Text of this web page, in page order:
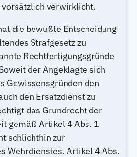
verwirklicht.
die bewußte Entscheidung
Strafgesetz zu
Rechtfertigungsgründe
der Angeklagte sich
Gewissensgründen den
den Ersatzdienst zu
das Grundrecht der
gemäß Artikel 4 Abs. 1
schlichthin zur
Wehrdienstes. Artikel 4 Abs.